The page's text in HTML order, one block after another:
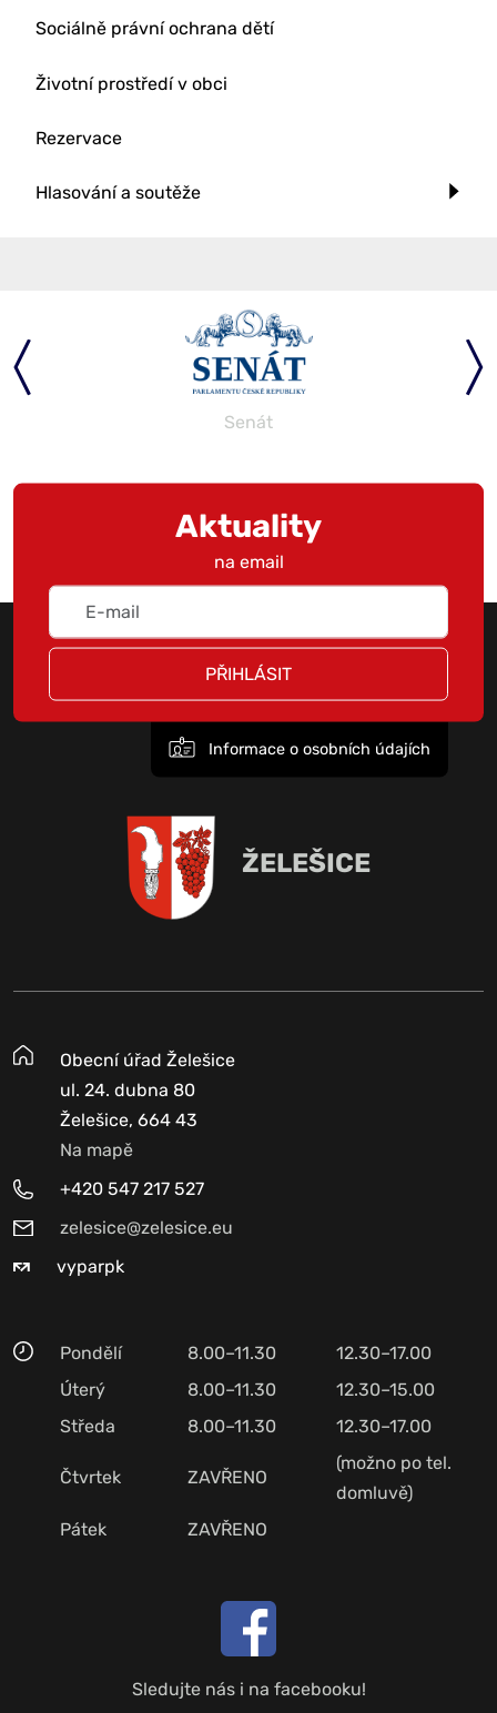
Sociálně právní ochrana dětí
Životní prostředí v obci
Rezervace
Hlasování a soutěže
Senát
Aktuality
na email
PŘIHLÁSIT
Informace o osobních údajích
ŽELEŠICE
Obecní úřad Želešice
ul. 24. dubna 80
Želešice, 664 43
Na mapě
+420 547 217 527
zelesice@zelesice.eu
vyparpk
Pondělí 8.00–11.30
12.30–17.00
Úterý
8.00–11.30
12.30–15.00
Středa
8.00–11.30 12.30–17.00
Čtvrtek ZAVŘENO
(možno po tel.
domluvě)
Pátek
ZAVŘENO
Sledujte nás i na facebooku!